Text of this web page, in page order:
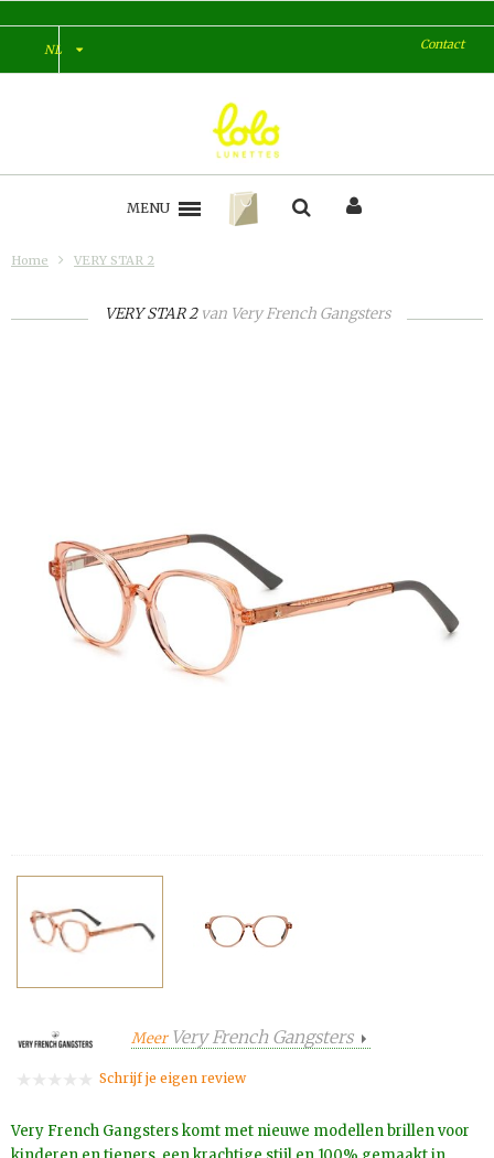
NL Contact
MENU
Home VERY STAR 2
VERY STAR 2 van Very French Gangsters
Meer Very French Gangsters
Schrijf je eigen review
Very French Gangsters komt met nieuwe modellen brillen voor